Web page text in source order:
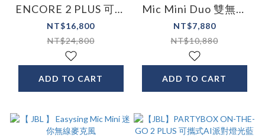
ENCORE 2 PLUS 可攜
式AI派對燈光藍牙喇
叭
NT$16,800
NT$24,800
ADD TO CART
Mic Mini Duo 雙無線
麥克風組
NT$7,880
NT$10,880
ADD TO CART